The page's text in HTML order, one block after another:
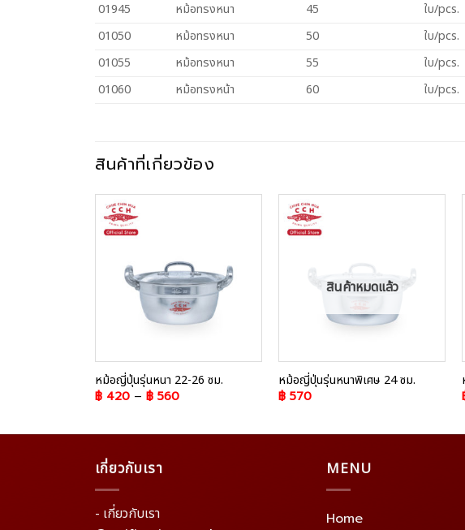
01945
หม้อทรงหนา 45 ใบ/pcs.
01050
หม้อทรงหนา 50 ใบ/pcs.
01055
หม้อทรงหนา 55 ใบ/pcs.
01060
หม้อทรงหน้า 60 ใบ/pcs.
สินค้าที่เกี่ยวข้อง
หม้อญี่ปุ่นรุ่นหนา 22-26 ซม.
฿420– ฿560
สินค้าหมดแล้ว
หม้อญี่ปุ่นรุ่นหนาพิเศษ 24 ซม.
฿570
เกี่ยวกับเรา
- เกี่ยวกับเรา
MENU
Home